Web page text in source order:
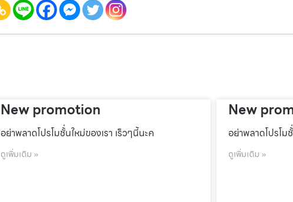
New promotion
อย่าพลาดโปรโมชั้่นใหม่ของเรา เร็วๆนี้นะค
ดูเพิ่มเติม »
New
อย่าพลาดโปรโม
ดูเพิ่มเติม »